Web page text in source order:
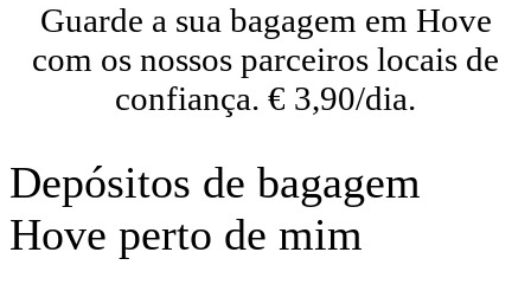
Guarde a sua bagagem em Hove
com os nossos parceiros locais de
confiança. € 3,90/dia.
Depósitos de bagagem
Hove perto de mim